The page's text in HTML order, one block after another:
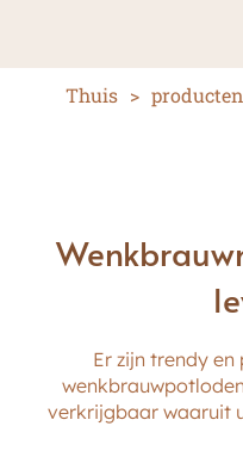
Thuis > producten
Er zijn trendy
verkrijgbaar waaruit